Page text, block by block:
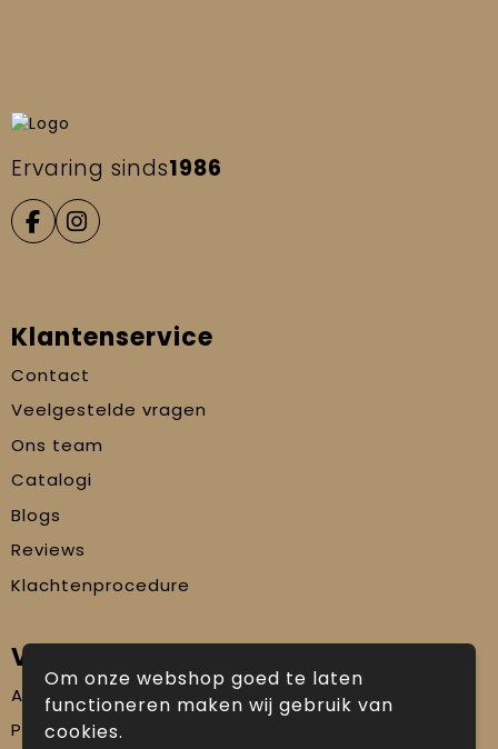
Ervaring sinds1986
Klantenservice
Contact
Veelgestelde vragen
Ons team
Catalogi
Blogs
Reviews
Klachtenprocedure
Veilig winkelen
Algemene voorwaarden
Privacyverklaring
Om onze webshop goed te laten
functioneren maken wij gebruik van
cookies.